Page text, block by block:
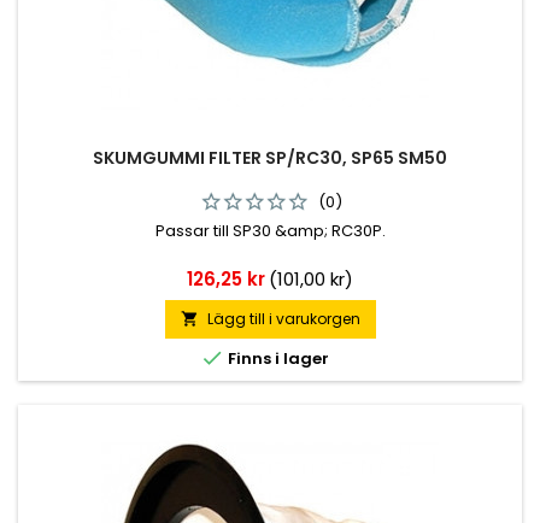
SKUMGUMMI FILTER SP/RC30, SP65 SM50
(0)
Passar till SP30 &amp; RC30P.
Pris
126,25 kr(101,00 kr)
 Lägg till i varukorgen
 Finns i lager